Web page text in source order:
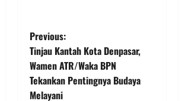
P
o
s
Previous:
Tinjau Kantah Kota Denpasar,
Wamen ATR/Waka BPN
Tekankan Pentingnya Budaya
Melayani